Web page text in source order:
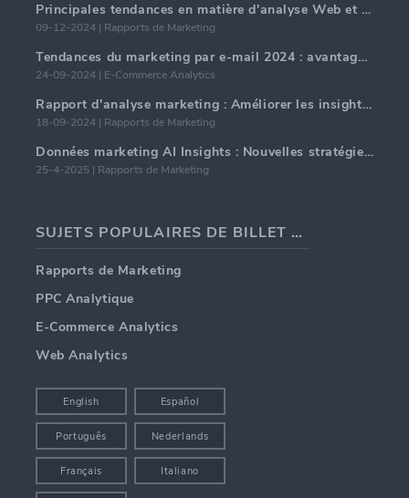
Principales tendances en matière d'analyse Web et d'IA en 2024
09-12-2024 | Rapports de Marketing
Tendances du marketing par e-mail 2024 : avantages de l'hyper-personnalisation
24-09-2024 | E-Commerce Analytics
Rapport d'analyse marketing : Améliorer les insights commerciaux
18-09-2024 | Rapports de Marketing
Données marketing AI Insights : Nouvelles stratégies commerciales pour 2024
25-4-2025 | Rapports de Marketing
SUJETS POPULAIRES DE BILLET DE BLOG
Rapports de Marketing
PPC Analytique
E-Commerce Analytics
Web Analytics
English Español
Português Nederlands
Français Italiano